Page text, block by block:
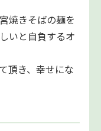
焼きそばの麺を
いと自負するオ
頂き、幸せにな